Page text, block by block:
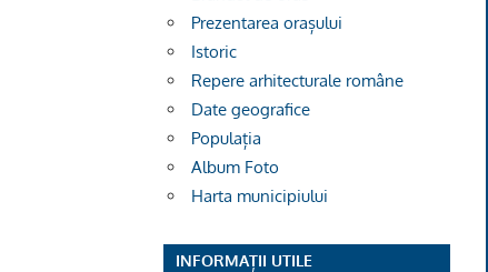
Prezentarea orașului
Istoric
Repere arhitecturale române
Date geografice
Populația
Album Foto
Harta municipiului
INFORMAȚII UTILE